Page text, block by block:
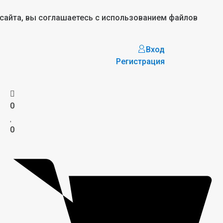
вы соглашаетесь с использованием файлов
Вход
Регистрация
0
0